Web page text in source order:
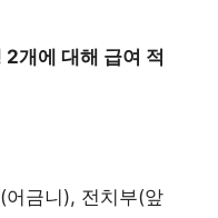
2개에 대해 급여 적
어금니), 전치부(앞